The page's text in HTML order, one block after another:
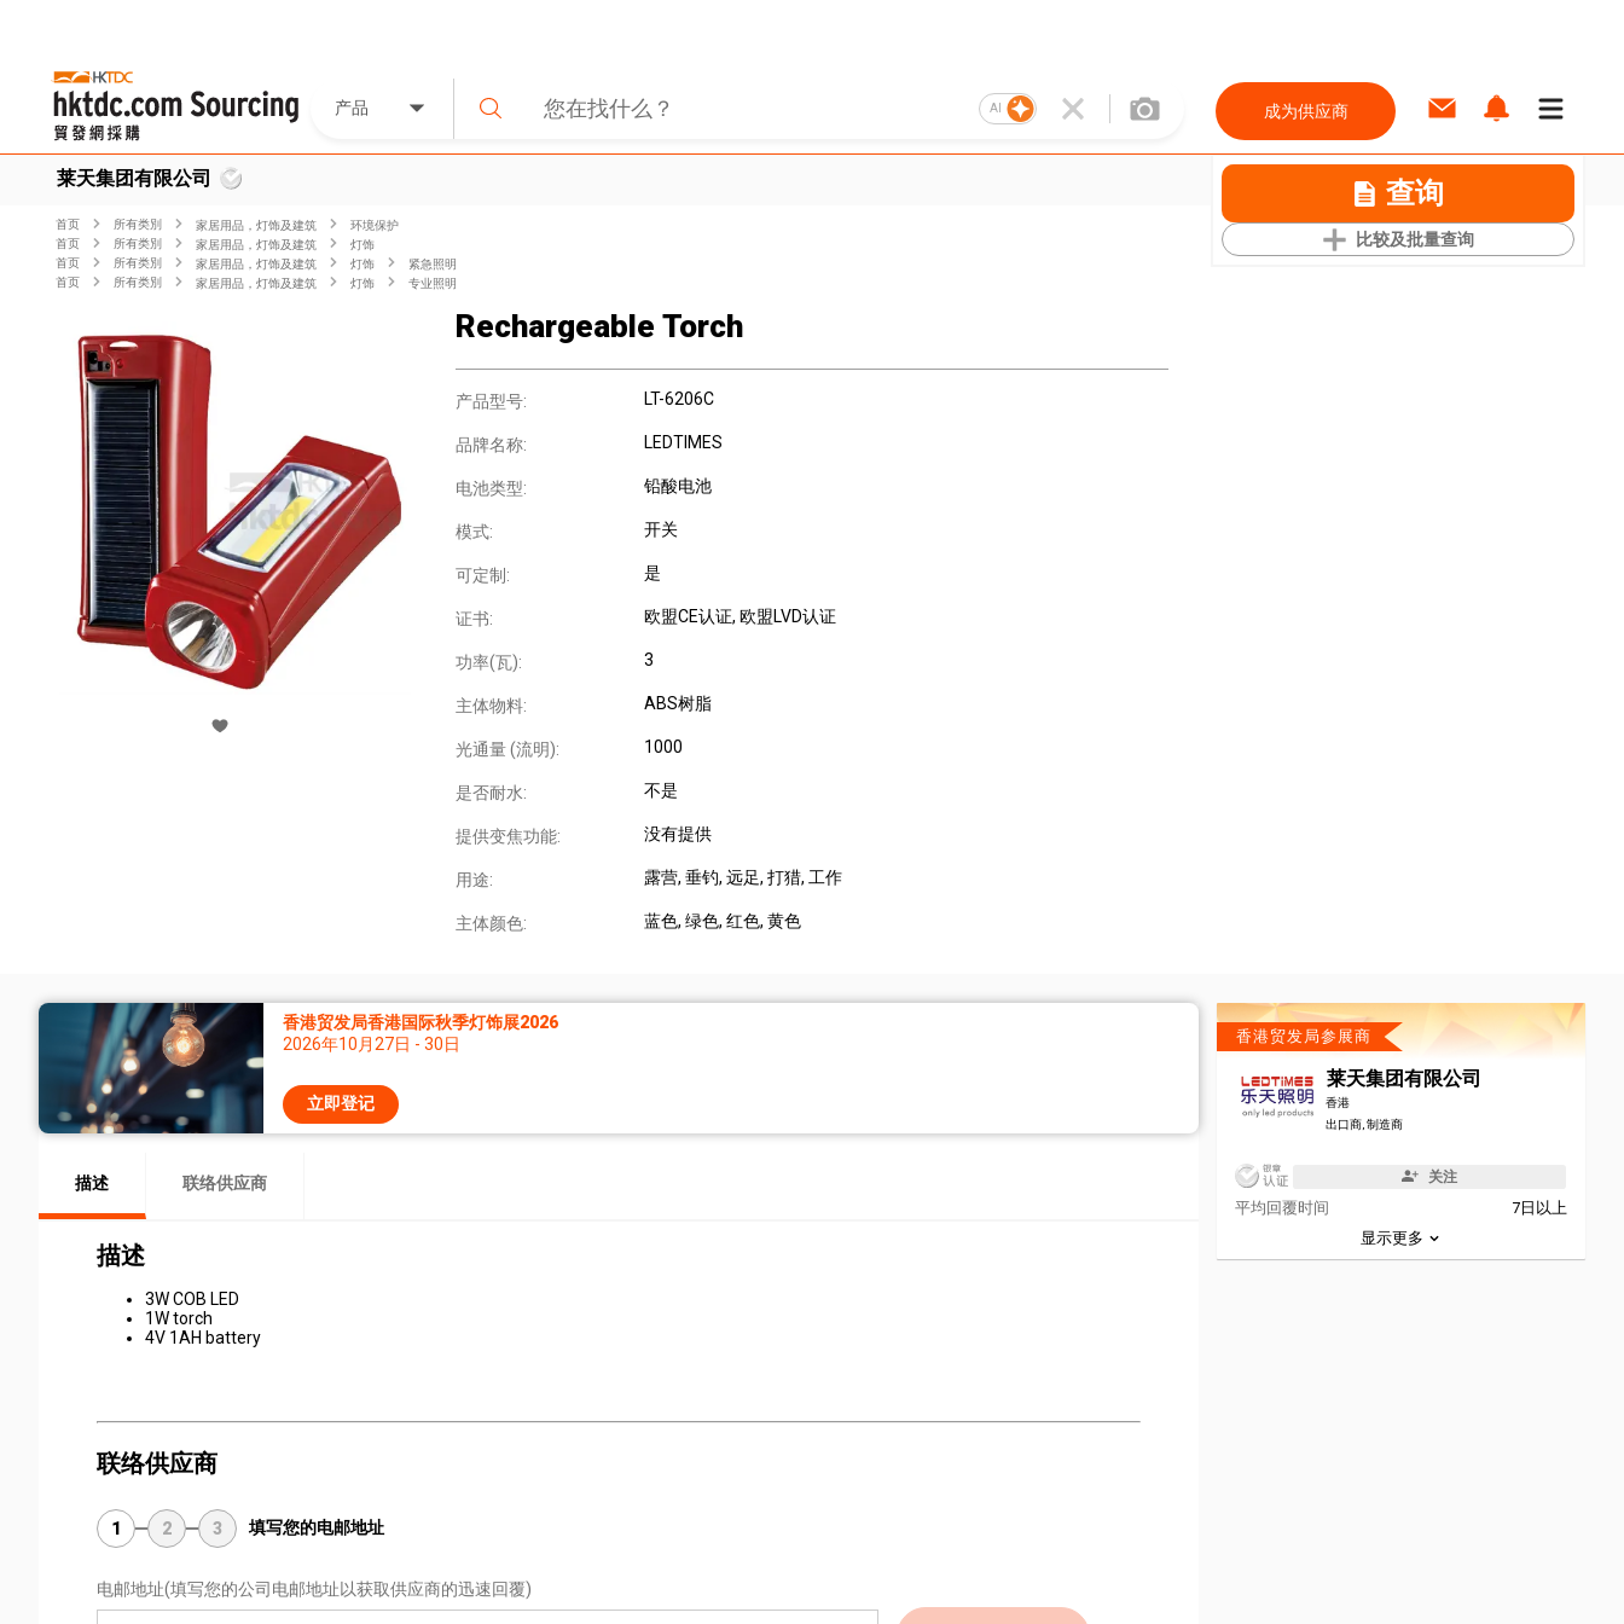
产品 AI 成为供应商
莱天集团有限公司 查询
比较及批量查询
首页 所有类別 家居用品，灯饰及建筑
环境保护
首页
所有类別 家居用品，灯饰及建筑
灯饰
首页
所有类別 家居用品，灯饰及建筑 灯饰
紧急照明
首页
所有类別 家居用品，灯饰及建筑 灯饰 专业照明
Rechargeable Torch
产品型号: LT-6206C
品牌名称: LEDTIMES
电池类型: 铅酸电池
模式: 开关
可定制: 是
证书: 欧盟CE认证, 欧盟LVD认证
功率(瓦): 3
主体物料: ABS树脂
光通量 (流明): 1000
是否耐水: 不是
提供变焦功能: 没有提供
用途: 露营, 垂钓, 远足, 打猎, 工作
主体颜色: 蓝色, 绿色, 红色, 黄色
香港贸发局香港国际秋季灯饰展2026
2026年10月27日 - 30日
立即登记
描述 联络供应商
描述
3W COB LED
1W torch
4V 1AH battery
联络供应商
1 2 3 填写您的电邮地址
电邮地址(填写您的公司电邮地址以获取供应商的迅速回覆)
香港贸发局参展商
莱天集团有限公司
香港
出口商, 制造商
关注
平均回覆时间
7日以上
显示更多